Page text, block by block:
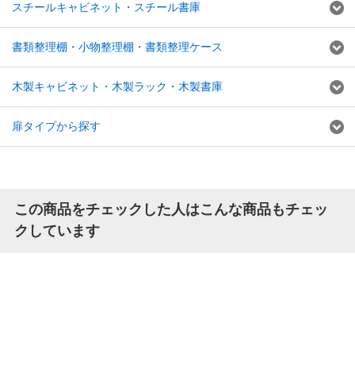
スチールキャビネット・スチール書庫
書類整理棚・小物整理棚・書類整理ケース
木製キャビネット・木製ラック・木製書庫
扉タイプから探す
この商品をチェックした人はこんな商品もチェッ
クしています